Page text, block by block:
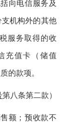
向电信服务及
机构外的其他
服务取得的收
充值卡（储值
的款项。
第八条第二款）
额；预收款不